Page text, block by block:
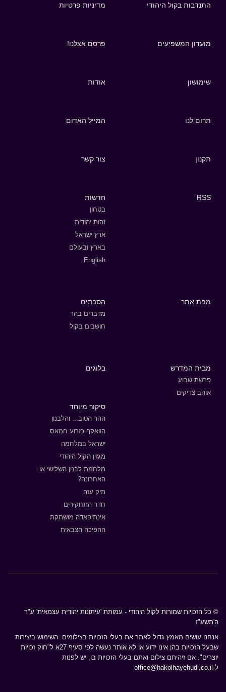
התנדבות בקול היהודי מדיניות פרטיות
מועדון המשפיעים פרסם אצלנו!
שימושון אודות
תרום לנו המייל האדום
תקנון צור קשר
RSS חדשות
בטחון
זהות יהודית
ארץ ישראל
בארץ ובעולם
English
מפת אתר הסכתים
מדברים בהר
חושבים בקול
מבית המדרש
פרשת שבוע
אוהב צדיקים
בלוגים
סיקור מיוחד
ההר הטוב... והלבנון
הוואקף כזרוע חמאס
ישראל במלחמה
מגזין הקול היהודי
מלחמת לבנון השלישי או
האחרונה?
תיק עזה
חדר התחקירים
אינתיפאדה מושתקת
ההפיכה הצבאית
© כל הזכויות שמורות לקול היהודי - עמותת 'עיתונות יהודית עצמאית' ע"ר
ה'תשע"ז
אנחנו עושים מאמץ גדול לאתר את בעלי הזכויות בצילומים. השימוש ביצירות
שבעל הזכויות בהן אינו ידוע או לא אותר נעשה לפי סעיף 27א ל"חוק זכויות
יוצרים". אם זיהיתם צילום ואתם בעלי הזכויות בו, יש לפנות
ל- office@hakolhayehudi.co.il